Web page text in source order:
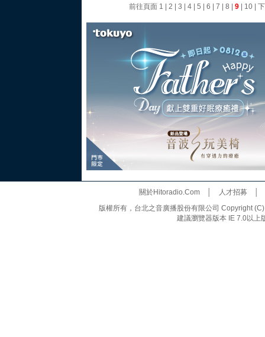
前往頁面 1 2 3 4| 5 6 7 8 9| 10|
關於Hitoradio.Com│ 人才招募
版權所有，台北之音廣播股份有限公司 Copyright
建議瀏覽器版本 IE 7.0以上